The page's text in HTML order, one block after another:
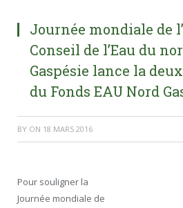
Journée mondiale de
Conseil de l’Eau du
Gaspésie lance la
du Fonds EAU Nord
BY ON 18 MARS 2016
Pour souligner la
Journée mondiale de